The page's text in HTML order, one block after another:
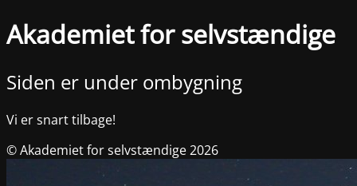
Akademiet for selvstændige
Siden er under ombygning
Vi er snart tilbage!
© Akademiet for selvstændige 2026